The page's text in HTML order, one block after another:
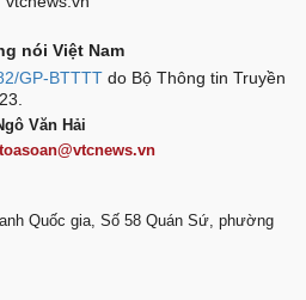
nói Việt Nam
GP-BTTTT do Bộ Thông tin Truyền
Văn Hải
toasoan@vtcnews.vn
Quốc gia, Số 58 Quán Sứ, phường